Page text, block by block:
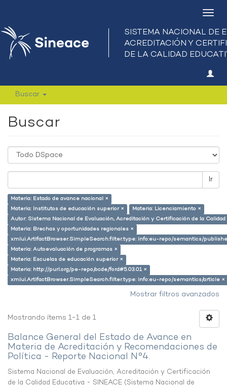
Buscar
Buscar
Ir
Materia: Estado de avance nacional ×
Materia: Institutos de educación superior ×
Materia: Licenciamiento ×
Autor: Sistema Nacional de Evaluación, Acreditación y Certificación de la
Materia: Brechas y oportunidades regionales ×
xmlui.ArtifactBrowser.SimpleSearch.filter.type: info:eu-repo/semantics/
Materia: Autoevaluación de programas ×
Materia: Escuelas de educación superior ×
Materia: http://purl.org/pe-repo/ocde/ford#5.03.01 ×
xmlui.ArtifactBrowser.SimpleSearch.filter.type: info:eu-repo/semantics/article ×
Mostrar filtros avanzados
Mostrando ítems 1-1 de 1
Balance General del Estado de Avance en
Materia de Acreditación y Recomendaciones de
Política - Reporte Nacional N°4.
Sistema Nacional de Evaluación, Acreditación y Certificación
de la Calidad Educativa - SINEACE (Sistema Nacional de